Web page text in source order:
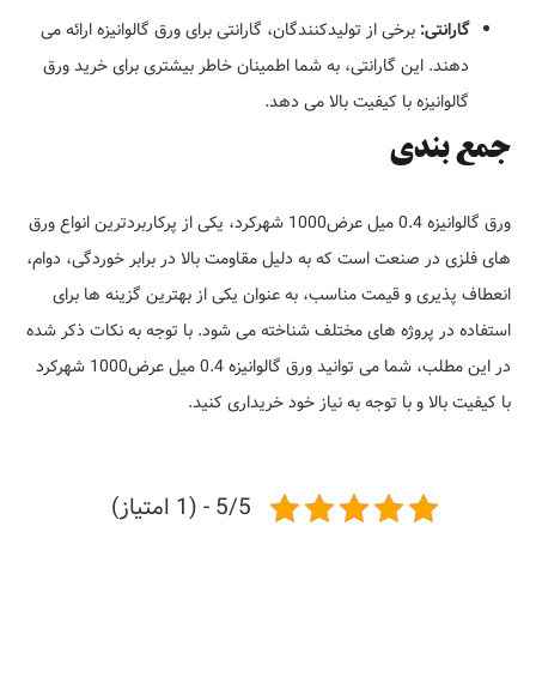
گارانتی: برخی از تولیدکنندگان، گارانتی برای ورق گالوانیزه ارائه می
دهند. این گارانتی، به شما اطمینان خاطر بیشتری برای خرید ورق
گالوانیزه با کیفیت بالا می دهد.
جمع بندی
ورق گالوانیزه 0.4 میل عرض1000 شهرکرد، یکی از پرکاربردترین انواع ورق
های فلزی در صنعت است که به دلیل مقاومت بالا در برابر خوردگی، دوام،
انعطاف پذیری و قیمت مناسب، به عنوان یکی از بهترین گزینه ها برای
استفاده در پروژه های مختلف شناخته می شود. با توجه به نکات ذکر شده
در این مطلب، شما می توانید ورق گالوانیزه 0.4 میل عرض1000 شهرکرد
با کیفیت بالا و با توجه به نیاز خود خریداری کنید.
5/5 - (1 امتیاز)